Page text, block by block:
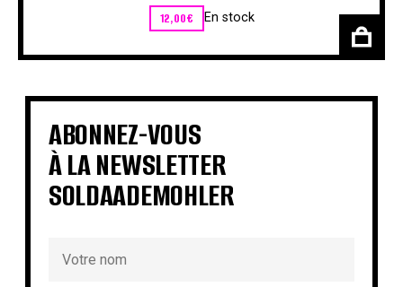
12,00€ En stock
ABONNEZ-VOUS
À LA NEWSLETTER
SOLDAADEMOHLER